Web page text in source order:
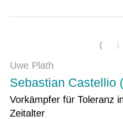
Uwe Plath
Sebastian Castellio
Vorkämpfer für Toleranz
Zeitalter